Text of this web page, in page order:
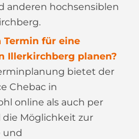
anderen hochsensiblen
Termin für eine
Illerkirchberg planen?
bietet der
Chebac in
online als auch per
die Möglichkeit zur
und